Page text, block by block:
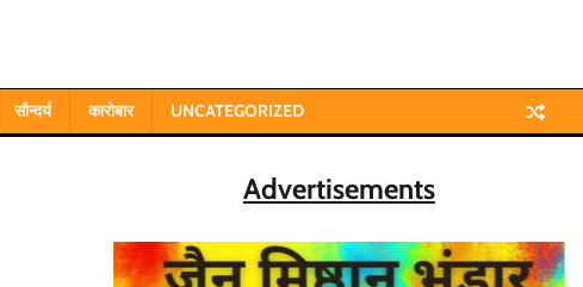
सौन्दर्य कारोबार UNCATEGORIZED
Advertisements